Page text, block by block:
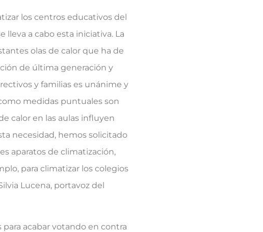
los centros educativos del
a cabo esta iniciativa. La
olas de calor que ha de
de última generación y
y familias es unánime y
medidas puntuales son
calor en las aulas influyen
necesidad, hemos solicitado
aparatos de climatización,
para climatizar los colegios
Lucena, portavoz del
acabar votando en contra